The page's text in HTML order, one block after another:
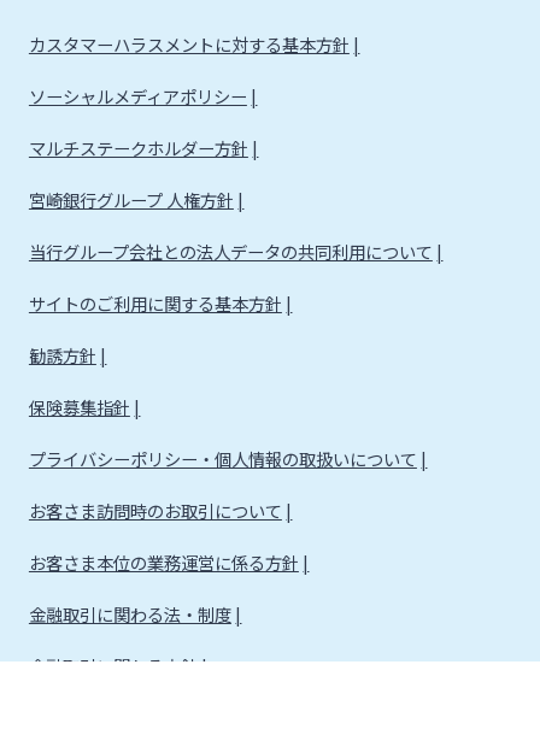
カスタマーハラスメントに対する基本方針
ソーシャルメディアポリシー
マルチステークホルダー方針
宮崎銀行グループ 人権方針
当行グループ会社との法人データの共同利用について
サイトのご利用に関する基本方針
勧誘方針
保険募集指針
プライバシーポリシー・個人情報の取扱いについて
お客さま訪問時のお取引について
お客さま本位の業務運営に係る方針
金融取引に関わる法・制度
金融取引に関わる方針